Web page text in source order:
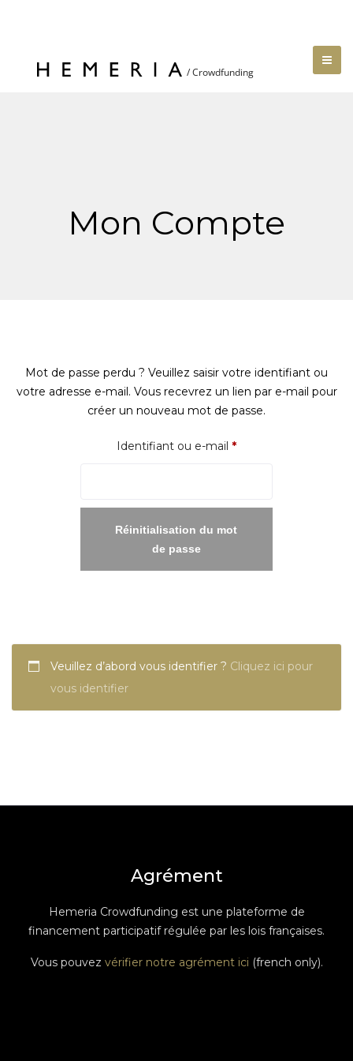
Mon Compte
Mot de passe perdu ? Veuillez saisir votre identifiant ou
votre adresse e-mail. Vous recevrez un lien par e-mail pour
créer un nouveau mot de passe.
Identifiant ou e-mail *Obligatoire
Réinitialisation du mot
de passe
Veuillez d’abord vous identifier ? Cliquez ici pour
vous identifier
Agrément
Hemeria Crowdfunding est une plateforme de
financement participatif régulée par les lois françaises.
Vous pouvez vérifier notre agrément ici (french only).